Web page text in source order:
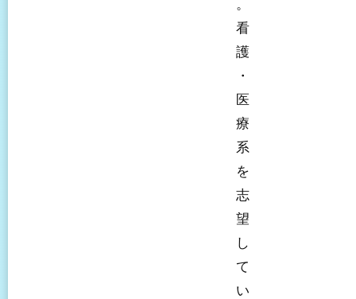
。
看
護
・
医
療
系
を
志
望
し
て
い